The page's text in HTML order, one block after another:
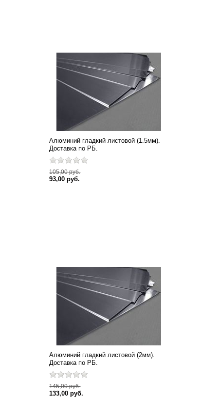
Алюминий гладкий листовой (1.5мм).
Доставка по РБ.
105,00 руб.
93,00 руб.
Алюминий гладкий листовой (2мм).
Доставка по РБ.
145,00 руб.
133,00 руб.